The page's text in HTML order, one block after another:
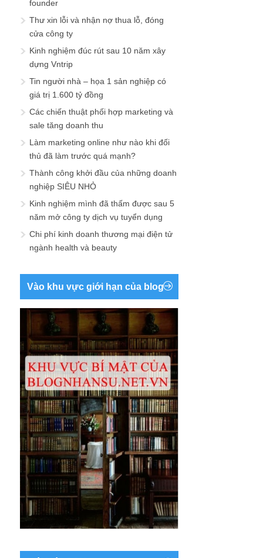
founder
Thư xin lỗi và nhận nợ thua lỗ, đóng
cửa công ty
Kinh nghiệm đúc rút sau 10 năm xây
dựng Vntrip
Tin người nhà – họa 1 sản nghiệp có
giá trị 1.600 tỷ đồng
Các chiến thuật phối hợp marketing và
sale tăng doanh thu
Làm marketing online như nào khi đối
thủ đã làm trước quá mạnh?
Thành công khởi đầu của những doanh
nghiệp SIÊU NHỎ
Kinh nghiệm mình đã thấm được sau 5
năm mở công ty dịch vụ tuyển dụng
Chi phí kinh doanh thương mại điện tử
ngành health và beauty
Vào khu vực giới hạn của blog